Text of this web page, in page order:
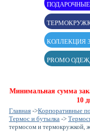
КОЛЛЕКЦИЯ
PROMO
Минимальная сумма
10
Главная ->Корпоративные
Термос и бутылка ->
термосом и термокружкой,